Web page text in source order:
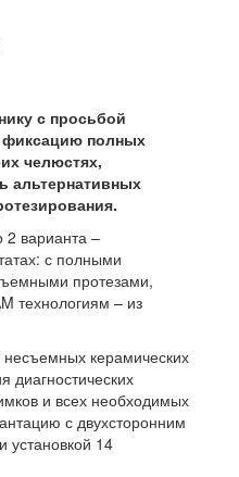
с просьбой
полных
челюстях,
альтернативных
варианта –
с полными
протезами,
технологиям – из
керамических
диагностических
и всех необходимых
с двухсторонним
установкой 14